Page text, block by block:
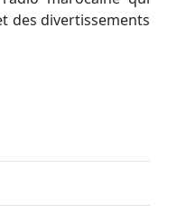
des divertissements